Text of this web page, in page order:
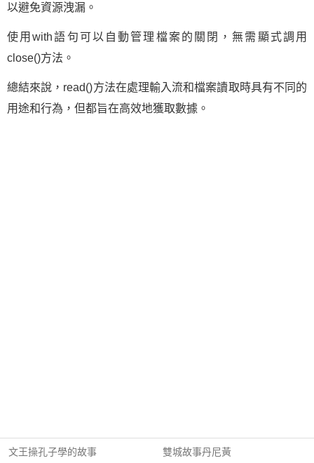
以避免資源洩漏。
使用with語句可以自動管理檔案的關閉，無需顯式調用
close()方法。
總結來說，read()方法在處理輸入流和檔案讀取時具有不同的
用途和行為，但都旨在高效地獲取數據。
文王操孔子學的故事
雙城故事丹尼黃